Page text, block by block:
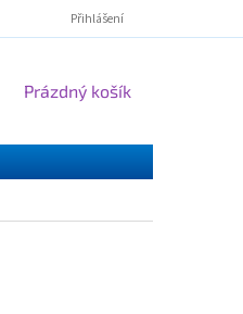
ESSOX - nákup na splátky
Přihlášení
NÁKUPNÍ
Prázdný košík